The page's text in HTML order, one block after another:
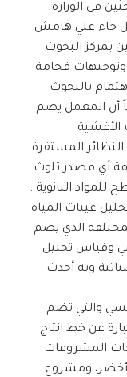
في الوزارة
جاء علي هامش
بمركز البحوث
وتوجيهات فخامة
بالبحوث
أن المعمل يضم
الأغشية
المستقرة
أي مصدر تلوث
النانوية .
عينات المياه
الذي يضم
وقياس تحليل
وبه أحدث
والتي تضم
عن خط انتاج
المشروعات
ومشروع